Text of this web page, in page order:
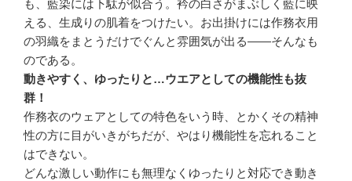
も、藍染には下駄が似合う。衿の白さがまぶしく藍に映
える、生成りの肌着をつけたい。お出掛けには作務衣用
の羽織をまとうだけでぐんと雰囲気が出る――そんなも
のである。
動きやすく、ゆったりと…ウエアとしての機能性も抜
群！
作務衣のウェアとしての特色をいう時、とかくその精神
性の方に目がいきがちだが、やはり機能性を忘れること
はできない。
どんな激しい動作にも無理なくゆったりと対応でき動き